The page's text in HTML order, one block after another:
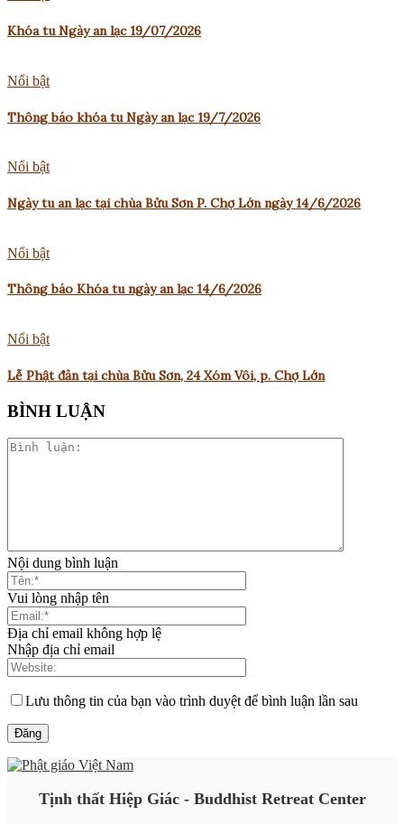
Khóa tu Ngày an lạc 19/07/2026
Nổi bật
Thông báo khóa tu Ngày an lạc 19/7/2026
Nổi bật
Ngày tu an lạc tại chùa Bửu Sơn P. Chợ Lớn ngày 14/6/2026
Nổi bật
Thông báo Khóa tu ngày an lạc 14/6/2026
Nổi bật
Lễ Phật đản tại chùa Bửu Sơn, 24 Xóm Vôi, p. Chợ Lớn
BÌNH LUẬN
Nội dung bình luận
Vui lòng nhập tên
Địa chỉ email không hợp lệ
Nhập địa chỉ email
Lưu thông tin của bạn vào trình duyệt để bình luận lần sau
Tịnh thất Hiệp Giác - Buddhist Retreat Center